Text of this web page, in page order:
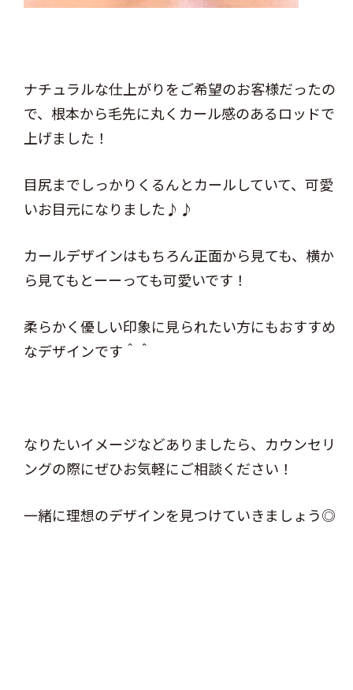
ナチュラルな仕上がりをご希望のお客様だったの
で、根本から毛先に丸くカール感のあるロッドで
上げました！
目尻までしっかりくるんとカールしていて、可愛
いお目元になりました♪♪
カールデザインはもちろん正面から見ても、横か
ら見てもとーーっても可愛いです！
柔らかく優しい印象に見られたい方にもおすすめ
なデザインです＾＾
なりたいイメージなどありましたら、カウンセリ
ングの際にぜひお気軽にご相談ください！
一緒に理想のデザインを見つけていきましょう◎